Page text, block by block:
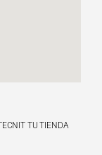
TU TIENDA